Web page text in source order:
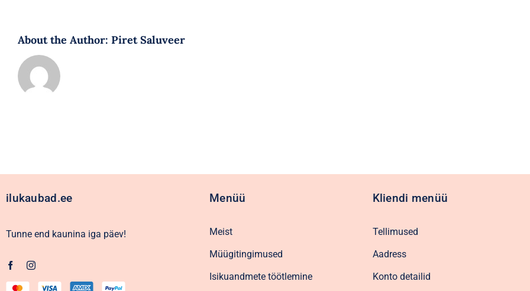
About the Author: Piret Saluveer
ilukaubad.ee
Tunne end kaunina iga päev!
Menüü
Meist
Müügitingimused
Isikuandmete töötlemine
Kliendi menüü
Tellimused
Aadress
Konto detailid